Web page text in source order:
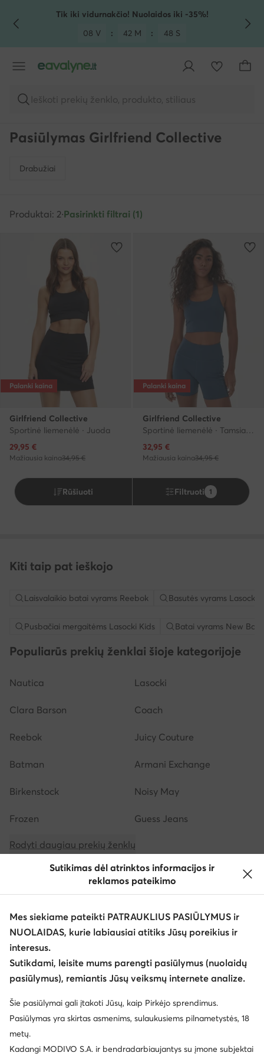
PEREITI PRIE PAGRINDINIO TURINIO
PEREITI Į PAIEŠKĄTik iki vidurnakčio! Nuolaidos iki -35%!
08 V
: 42 M : 48 S
Ieškoti prekių ženklo, produkto, stiliaus
Pasiūlymas Girlfriend Collective
Drabužiai
Produktai: 2·Pasirinkti filtrai (1)
Palanki kaina
Girlfriend Collective
Sportinė liemenėlė · Juoda
Dabartinė kaina
29,95 €
Mažiausia kaina34,95 €
Palanki kaina
Girlfriend Collective
Sportinė liemenėlė · Tamsiai mėlyna
Dabartinė kaina
32,95 €
Mažiausia kaina34,95 €
Rūšiuoti Filtruoti 1
Kiti taip pat ieškojo
Laisvalaikio batai vyrams Reebok Basutės vyrams Lasocki
Pusbačiai mergaitėms Lasocki Kids Batai vyrams New
Populiarūs prekių ženklai šioje kategorijoje
Nautica Lasocki
Clara Barson Coach
Reebok Juicy Couture
Batman Armani Exchange
Birkenstock Noisy May
Frozen Guess Jeans
Rodyti daugiau prekių ženklų
Klientų aptarnavimas
Apie mus
Sutikimas dėl atrinktos informacijos ir
reklamos pateikimo
Mes siekiame pateikti PATRAUKLIUS PASIŪLYMUS ir
NUOLAIDAS, kurie labiausiai atitiks Jūsų poreikius ir
interesus.
Sutikdami, leisite mums parengti pasiūlymus (nuolaidų
pasiūlymus), remiantis Jūsų veiksmų internete analize.
Šie pasiūlymai gali įtakoti Jūsų, kaip Pirkėjo sprendimus.
Pasiūlymas yra skirtas asmenims, sulaukusiems pilnametystės, 18
metų.
Kadangi MODIVO S.A. ir bendradarbiaujantys su įmone subjektai